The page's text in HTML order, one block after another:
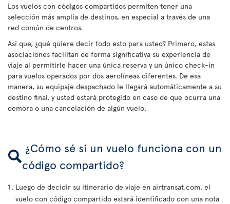
Los vuelos con códigos compartidos permiten tener una
selección más amplia de destinos, en especial a través de una
red común de centros.
Así que, ¿qué quiere decir todo esto para usted? Primero, estas
asociaciones facilitan de forma significativa su experiencia de
viaje al permitirle hacer una única reserva y un único check-in
para vuelos operados por dos aerolíneas diferentes. De esa
manera, su equipaje despachado le llegará automáticamente a su
destino final, y usted estará protegido en caso de que ocurra una
demora o una cancelación de algún vuelo.
¿Cómo sé si un vuelo funciona con un
código compartido?
Luego de decidir su itinerario de viaje en airtransat.com, el
vuelo con código compartido estará identificado con una nota